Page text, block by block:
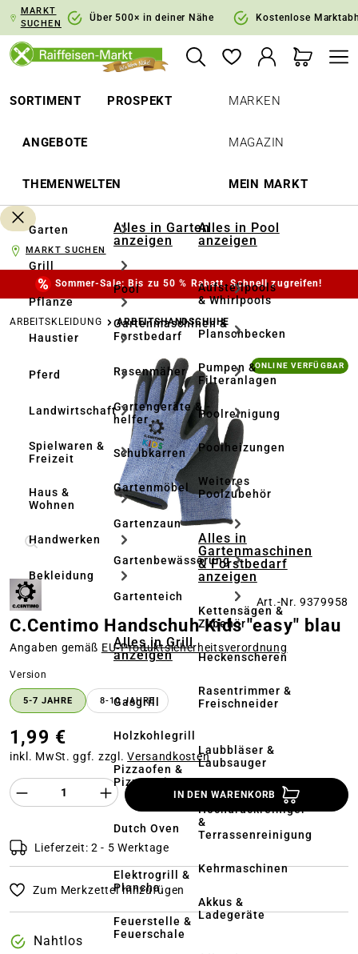
Zur Hauptnavigation springen
MARKT
SUCHEN
Über 500× in deiner Nähe Kostenlose
SORTIMENT PROSPEKT
ANGEBOTE
THEMENWELTEN
MARKEN
MAGAZIN
MEIN MARKT
Garten
Grill
Pflanze
Haustier
Pferd
Landwirtschaft
Spielwaren &
Freizeit
Haus &
Wohnen
Handwerken
Bekleidung
Alles in Garten
anzeigen
Pool
Gartenmaschinen &
Forstbedarf
Rasenmäher
Gartengeräte & -
helfer
Schubkarren
Gartenmöbel
Gartenzaun
Gartenbewässerung
Gartenteich
Alles in Grill
anzeigen
Gasgrill
Holzkohlegrill
Pizzaofen &
Pizzastein
Dutch Oven
Elektrogrill &
Plancha
Feuerstelle &
Feuerschale
Alles in Pool
anzeigen
Aufstellpools
& Whirlpools
Planschbecken
Pumpen &
Filteranlagen
Poolreinigung
Poolheizungen
Weiteres
Poolzubehör
Alles in
Gartenmaschinen
& Forstbedarf
anzeigen
Kettensägen &
Zubehör
Heckenscheren
Rasentrimmer &
Freischneider
Laubbläser &
Laubsauger
Hochdruckreiniger
&
Terrassenreinigung
Kehrmaschinen
Akkus &
Ladegeräte
MARKT SUCHEN
Sommer-Sale: Bis zu 50 % Rabatt. Schnell zugreifen!
ARBEITSKLEIDUNG ARBEITSHANDSCHUHE
Bildergalerie überspringen ONLINE VERFÜGBAR
Art.-Nr. 9379958
C.Centimo Handschuh Kids "easy" blau
Angaben gemäß EU‑Produktsicherheitsverordnung
Version
5-7 JAHRE 8-10 JAHRE
1,99 €
inkl. MwSt. ggf. zzgl.Versandkosten
Produkt Anzahl des Produktes
IN DEN WARENKORB
Lieferzeit: 2 - 5 Werktage
Zum Merkzettel hinzufügen
Nahtlos